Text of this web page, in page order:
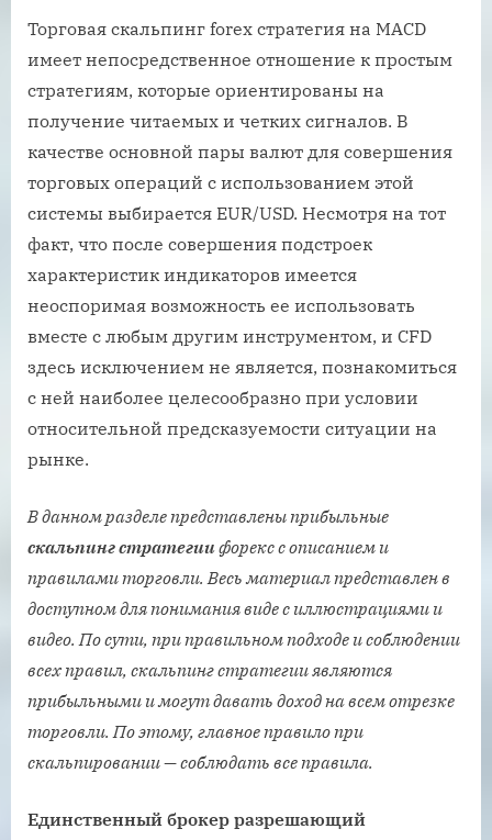
Торговая скальпинг forex стратегия на MACD
имеет непосредственное отношение к простым
стратегиям, которые ориентированы на
получение читаемых и четких сигналов. В
качестве основной пары валют для совершения
торговых операций с использованием этой
системы выбирается EUR/USD. Несмотря на тот
факт, что после совершения подстроек
характеристик индикаторов имеется
неоспоримая возможность ее использовать
вместе с любым другим инструментом, и CFD
здесь исключением не является, познакомиться
с ней наиболее целесообразно при условии
относительной предсказуемости ситуации на
рынке.
В данном разделе представлены прибыльные
скальпинг стратегиифорекс с описанием и
правилами торговли. Весь материал представлен в
доступном для понимания виде с иллюстрациями и
видео. По сути, при правильном подходе и соблюдении
всех правил, скальпинг стратегии являются
прибыльными и могут давать доход на всем отрезке
торговли. По этому, главное правило при
скальпировании — соблюдать все правила.
Единственный брокер разрешающий